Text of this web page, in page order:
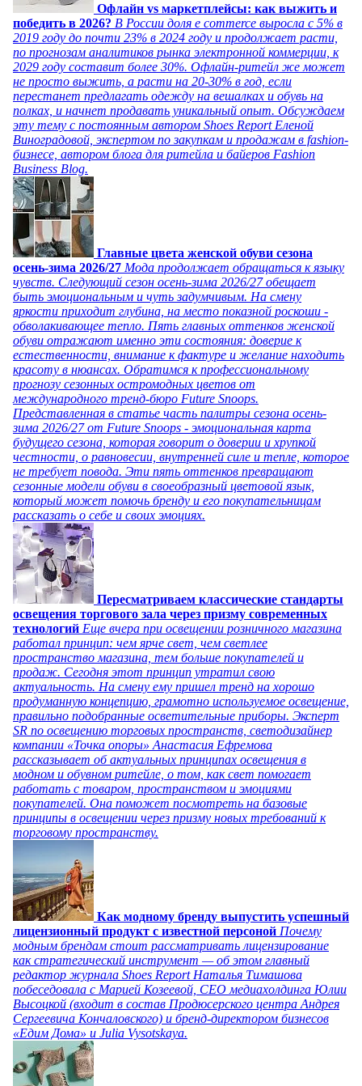
Офлайн vs маркетплейсы: как выжить и
победить в 2026? В России доля e commerce выросла с 5% в
2019 году до почти 23% в 2024 году и продолжает расти,
по прогнозам аналитиков рынка электронной коммерции, к
2029 году составит более 30%. Офлайн-ритейл же может
не просто выжить, а расти на 20-30% в год, если
перестанет предлагать одежду на вешалках и обувь на
полках, и начнет продавать уникальный опыт. Обсуждаем
эту тему с постоянным автором Shoes Report Еленой
Виноградовой, экспертом по закупкам и продажам в fashion-
бизнесе, автором блога для ритейла и байеров Fashion
Business Blog.
Главные цвета женской обуви сезона
осень-зима 2026/27 Мода продолжает обращаться к языку
чувств. Следующий сезон осень-зима 2026/27 обещает
быть эмоциональным и чуть задумчивым. На смену
яркости приходит глубина, на место показной роскоши -
обволакивающее тепло. Пять главных оттенков женской
обуви отражают именно эти состояния: доверие к
естественности, внимание к фактуре и желание находить
красоту в нюансах. Обратимся к профессиональному
прогнозу сезонных остромодных цветов от
международного тренд-бюро Future Snoops.
Представленная в статье часть палитры сезона осень-
зима 2026/27 от Future Snoops - эмоциональная карта
будущего сезона, которая говорит о доверии и хрупкой
честности, о равновесии, внутренней силе и тепле, которое
не требует повода. Эти пять оттенков превращают
сезонные модели обуви в своеобразный цветовой язык,
который может помочь бренду и его покупательницам
рассказать о себе и своих эмоциях.
Пересматриваем классические стандарты
освещения торгового зала через призму современных
технологий Еще вчера при освещении розничного магазина
работал принцип: чем ярче свет, чем светлее
пространство магазина, тем больше покупателей и
продаж. Сегодня этот принцип утратил свою
актуальность. На смену ему пришел тренд на хорошо
продуманную концепцию, грамотно используемое освещение,
правильно подобранные осветительные приборы. Эксперт
SR по освещению торговых пространств, светодизайнер
компании «Точка опоры» Анастасия Ефремова
рассказывает об актуальных принципах освещения в
модном и обувном ритейле, о том, как свет помогает
работать с товаром, пространством и эмоциями
покупателей. Она поможет посмотреть на базовые
принципы в освещении через призму новых требований к
торговому пространству.
Как модному бренду выпустить успешный
лицензионный продукт с известной персоной Почему
модным брендам стоит рассматривать лицензирование
как стратегический инструмент — об этом главный
редактор журнала Shoes Report Наталья Тимашова
побеседовала с Марией Козеевой, СЕО медиахолдинга Юлии
Высоцкой (входит в состав Продюсерского центра Андрея
Сергеевича Кончаловского) и бренд-директором бизнесов
«Едим Дома» и Julia Vysotskaya.